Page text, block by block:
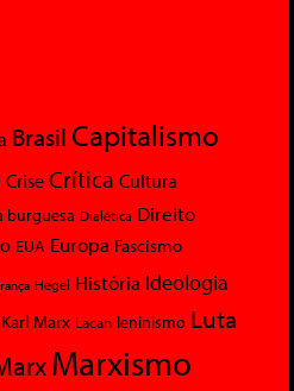
Brasil Capitalismo
Crise Crítica Cultura
burguesa Dialética Direito
EUA Europa Fascismo
Hegel História Ideologia
Karl Marx Lacan leninismo Luta
Marxismo